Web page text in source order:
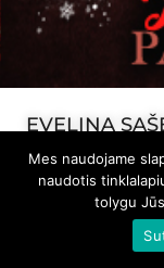
EVELINA
2026/12/17
18:00 val.
Šilutės
Mes naudojame
naudotis
tolygu